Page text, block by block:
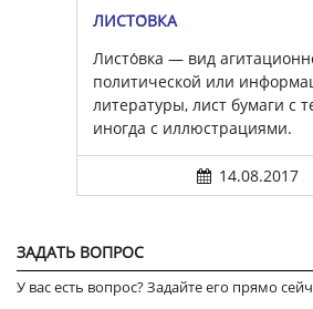
ЛИСТО́ВКА
Листо́вка — вид
политической или
литературы, лист бумаги с
иногда с иллюстрациями.
14.08.2017
ЗАДАТЬ ВОПРОС
У вас есть вопрос? Задайте его прямо